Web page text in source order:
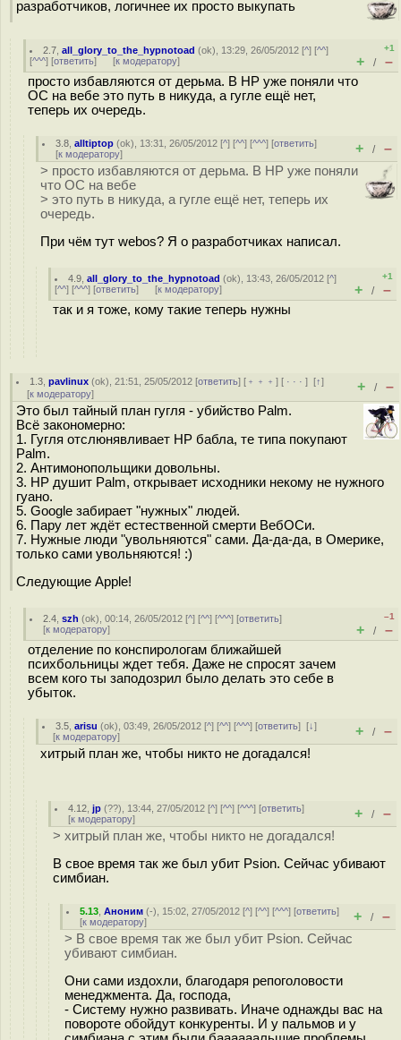
разработчиков, логичнее их просто выкупать
2.7 ,all_glory_to_the_hypnotoad (ok), 13:29, 26/05/2012 [^] [^^]
[^^^] [ответить] [к модератору]
+1
+ / –
просто избавляются от дерьма. В HP уже поняли что
ОС на вебе это путь в никуда, а гугле ещё нет,
теперь их очередь.
3.8 ,alltiptop (ok), 13:31, 26/05/2012 [^] [^^] [^^^] [ответить]
[к модератору] + / –
> просто избавляются от дерьма. В HP уже поняли
что ОС на вебе
> это путь в никуда, а гугле ещё нет, теперь их
очередь.
При чём тут webos? Я о разработчиках написал.
4.9 ,all_glory_to_the_hypnotoad (ok), 13:43, 26/05/2012 [^]
[^^] [^^^] [ответить] [к модератору]
+1
+ / –
так и я тоже, кому такие теперь нужны
1.3 ,pavlinux (ok), 21:51, 25/05/2012 [ответить] [ ﹢﹢﹢] [ · · ·][↑]
[к модератору] + / –
Это был тайный план гугля - убийство Palm.
Всё закономерно:
1. Гугля отслюнявливает HP бабла, те типа покупают
Palm.
2. Антимонопольщики довольны.
3. HP душит Palm, открывает исходники некому не нужного
гуано.
5. Googlе забирает "нужных" людей.
6. Пару лет ждёт естественной смерти ВебОСи.
7. Нужные люди "увольняются" сами. Да-да-да, в Омерике,
только сами увольняются! :)
Следующие Apple!
2.4 ,szh (ok), 00:14, 26/05/2012 [^] [^^] [^^^] [ответить]
[к модератору]
–1
+ / –
отделение по конспирологам ближайшей
психбольницы ждет тебя. Даже не спросят зачем
всем кого ты заподозрил было делать это себе в
убыток.
3.5 ,arisu (ok), 03:49, 26/05/2012 [^] [^^] [^^^] [ответить][↓]
[к модератору] + / –
хитрый план же, чтобы никто не догадался!
4.12 ,jp (??), 13:44, 27/05/2012 [^] [^^] [^^^] [ответить]
[к модератору] + / –
> хитрый план же, чтобы никто не догадался!
В свое время так же был убит Psion. Сейчас убивают
симбиан.
5.13 ,Аноним (-), 15:02, 27/05/2012 [^] [^^] [^^^] [ответить]
[к модератору] + / –
> В свое время так же был убит Psion. Сейчас
убивают симбиан.
Они сами издохли, благодаря репоголовости
менеджмента. Да, господа,
- Систему нужно развивать. Иначе однажды вас на
повороте обойдут конкуренты. И у пальмов и у